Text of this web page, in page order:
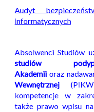
Audyt
informatycznych
Absolwenci Studiów
studiów
Akademii oraz
Wewnętrznej
kompetencje w
także prawo wpisu na